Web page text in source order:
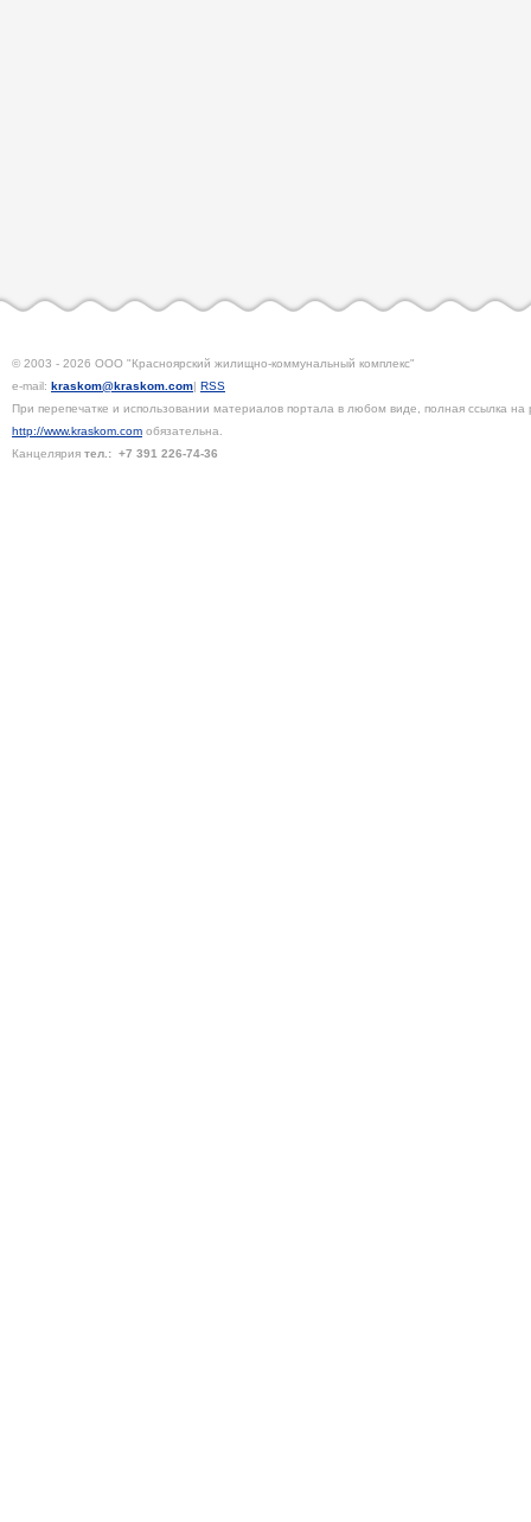
© 2003 - 2026 ООО "Красноярский жилищно-коммунальный комплекс"
e-mail: kraskom@kraskom.com| RSS
При перепечатке и использовании материалов портала в любом виде, полная ссылка на
http://www.kraskom.com обязательна.
Канцелярия тел.: +7 391 226-74-36